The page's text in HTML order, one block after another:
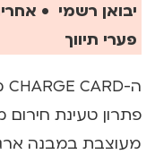
יבואן רשמי •
פערי תיווך
פתרון טעינת חירום
מעוצבת במבנה